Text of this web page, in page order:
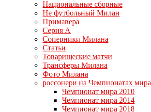
Национальные сборные
Не футбольный Милан
Примавера
Серия А
Соперники Милана
Статьи
Товарищеские матчи
Трансферы Милана
Фото Милана
россонери на Чемпионатах мира
Чемпионат мира 2010
Чемпионат мира 2014
Чемпионат мира 2018